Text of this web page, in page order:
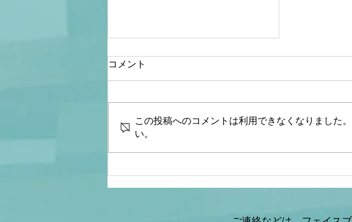
【文】【文化人デジタル瓦
枝×矢野
コメント
この投稿へのコメントは利用できなくなりました
い。